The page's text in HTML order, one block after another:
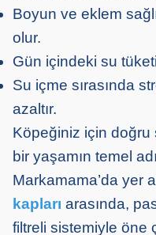
Boyun ve eklem
olur.
Gün içindeki su
Su içme sırasında
azaltır.
Köpeğiniz için doğru
bir yaşamın temel
Markamama’da yer
kapları arasında,
filtreli sistemiyle öne